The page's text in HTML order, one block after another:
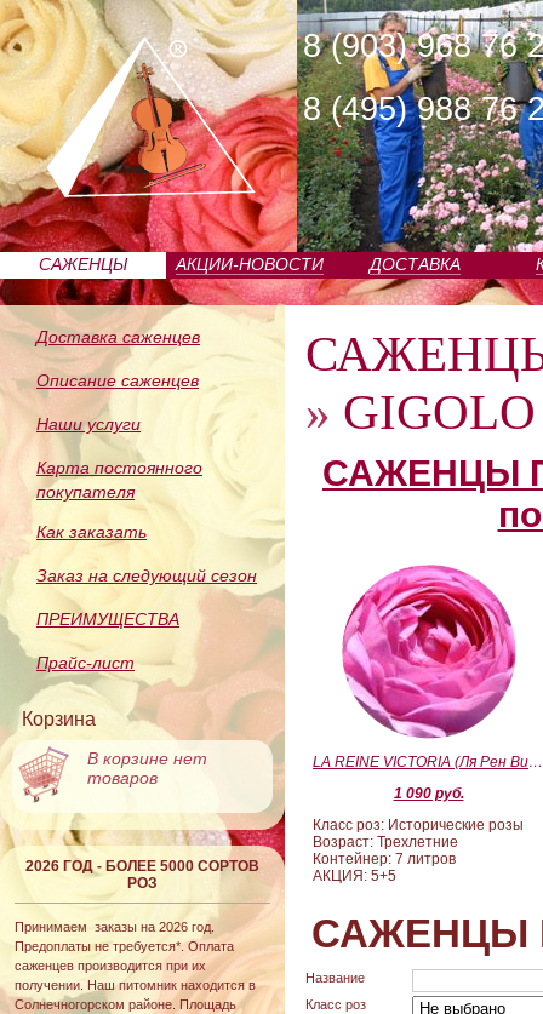
8 (903) 968 76
8 (495) 988 76
САЖЕНЦЫ
ПИТОМНИКА
АКЦИИ-НОВОСТИ ДОСТАВКА
Доставка саженцев
Описание саженцев
Наши услуги
Карта постоянного
покупателя
Как заказать
Заказ на следующий сезон
ПРЕИМУЩЕСТВА
Прайс-лист
Корзина
В корзине нет
товаров
2026 ГОД - БОЛЕЕ 5000 СОРТОВ
РОЗ
Принимаем заказы на 2026 год.
Предоплаты не требуется*. Оплата
саженцев производится при их
получении. Наш питомник находится в
Солнечногорском районе. Площадь
»
САЖЕНЦЫ
LA REINE VICTORIA (Ля Рен Виктория)
1 090 руб.
Класс роз: Исторические розы
Возраст: Трехлетние
Контейнер: 7 литров
АКЦИЯ: 5+5
САЖЕНЦЫ
Название
Класс роз